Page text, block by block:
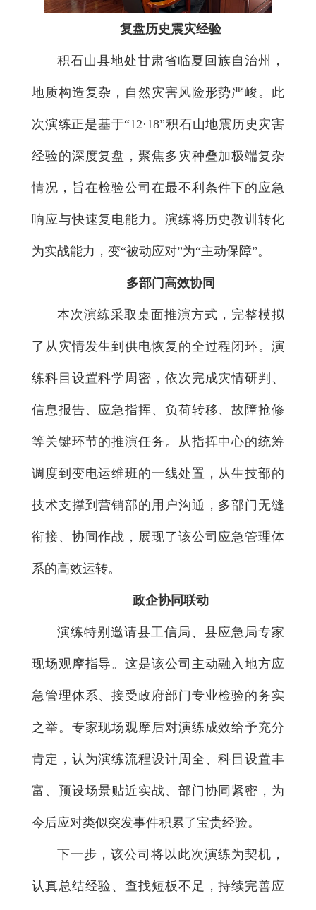
复盘历史震灾经验
积石山县地处甘肃省临夏回族自治州，
地质构造复杂，自然灾害风险形势严峻。此
次演练正是基于“12·18”积石山地震历史灾害
经验的深度复盘，聚焦多灾种叠加极端复杂
情况，旨在检验公司在最不利条件下的应急
响应与快速复电能力。演练将历史教训转化
为实战能力，变“被动应对”为“主动保障”。
多部门高效协同
本次演练采取桌面推演方式，完整模拟
了从灾情发生到供电恢复的全过程闭环。演
练科目设置科学周密，依次完成灾情研判、
信息报告、应急指挥、负荷转移、故障抢修
等关键环节的推演任务。从指挥中心的统筹
调度到变电运维班的一线处置，从生技部的
技术支撑到营销部的用户沟通，多部门无缝
衔接、协同作战，展现了该公司应急管理体
系的高效运转。
政企协同联动
演练特别邀请县工信局、县应急局专家
现场观摩指导。这是该公司主动融入地方应
急管理体系、接受政府部门专业检验的务实
之举。专家现场观摩后对演练成效给予充分
肯定，认为演练流程设计周全、科目设置丰
富、预设场景贴近实战、部门协同紧密，为
今后应对类似突发事件积累了宝贵经验。
下一步，该公司将以此次演练为契机，
认真总结经验、查找短板不足，持续完善应